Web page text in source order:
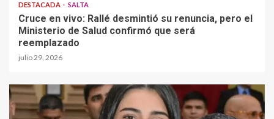
DESTACADA SALTA
Cruce en vivo: Rallé desmintió su renuncia, pero el
Ministerio de Salud confirmó que será
reemplazado
julio 29, 2026